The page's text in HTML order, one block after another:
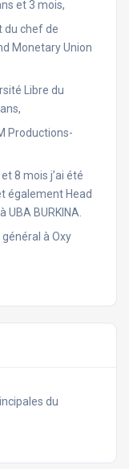
et 3 mois,
du chef de
Monetary Union
Libre du
Productions-
8 mois j’ai été
également Head
BURKINA.
à Oxy
du